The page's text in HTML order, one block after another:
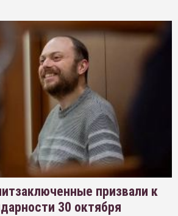
призвали к
30 октября